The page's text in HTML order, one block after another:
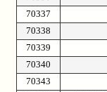
70337
70338
70339
70340
70343